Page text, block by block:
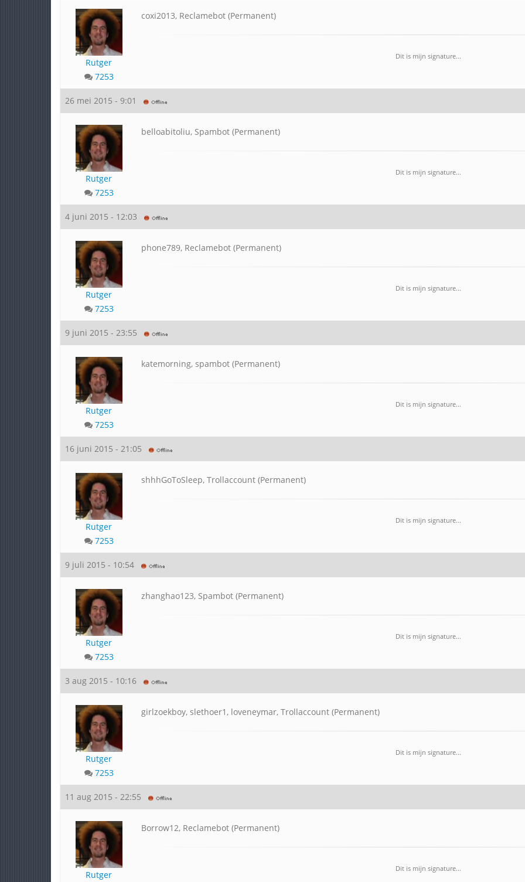
Rutger
7253
coxi2013, Reclamebot (Permanent)
Dit is mijn signature...
26 mei 2015 - 9:01
Rutger
7253
belloabitoliu, Spambot (Permanent)
Dit is mijn signature...
4 juni 2015 - 12:03
Rutger
7253
phone789, Reclamebot (Permanent)
Dit is mijn signature...
9 juni 2015 - 23:55
Rutger
7253
katemorning, spambot (Permanent)
Dit is mijn signature...
16 juni 2015 - 21:05
Rutger
7253
shhhGoToSleep, Trollaccount (Permanent)
Dit is mijn signature...
9 juli 2015 - 10:54
Rutger
7253
zhanghao123, Spambot (Permanent)
Dit is mijn signature...
3 aug 2015 - 10:16
Rutger
7253
girlzoekboy, slethoer1, loveneymar, Trollaccount (Permanent)
Dit is mijn signature...
11 aug 2015 - 22:55
Rutger
Borrow12, Reclamebot (Permanent)
Dit is mijn signature...